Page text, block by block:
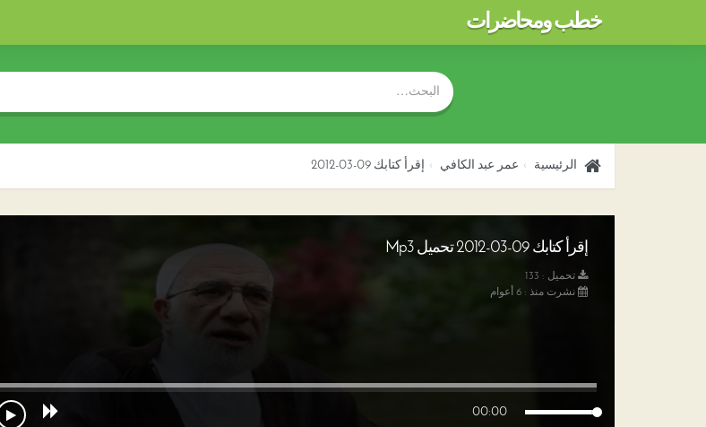
خطب ومحاضرات
الرئيسية عمر عبد الكافي إقرأ كتابك 09-03-2012
إقرأ كتابك 09-03-2012 تحميل Mp3
تحميل : 133
نشرت منذ : 6 أعوام
00:00